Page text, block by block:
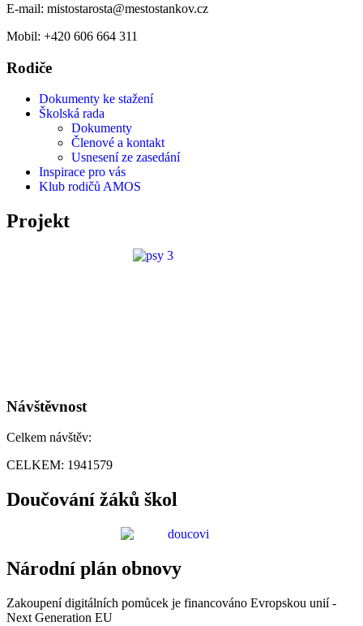
E-mail: mistostarosta@mestostankov.cz
Mobil: +420 606 664 311
Rodiče
Dokumenty ke stažení
Školská rada
Dokumenty
Členové a kontakt
Usnesení ze zasedání
Inspirace pro vás
Klub rodičů AMOS
Projekt
Návštěvnost
Celkem návštěv:
CELKEM: 1941579
Doučování žáků škol
Národní plán obnovy
Zakoupení digitálních pomůcek je financováno Evropskou unií -
Next Generation EU